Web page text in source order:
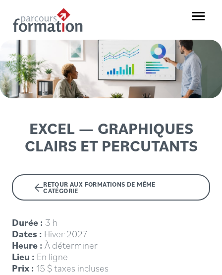
contenu
Menu
EXCEL — GRAPHIQUES
CLAIRS ET PERCUTANTS
RETOUR AUX FORMATIONS DE MÊME
CATÉGORIE
Durée : 3 h
Dates : Hiver 2027
Heure : À déterminer
Lieu : En ligne
Prix : 15 $ taxes incluses